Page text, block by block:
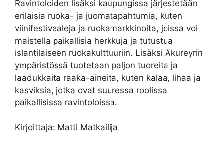
Ravintoloiden lisäksi kaupungissa järjestetään
erilaisia ruoka- ja juomatapahtumia, kuten
viinifestivaaleja ja ruokamarkkinoita, joissa voi
maistella paikallisia herkkuja ja tutustua
islantilaiseen ruokakulttuuriin. Lisäksi Akureyrin
ympäristössä tuotetaan paljon tuoreita ja
laadukkaita raaka-aineita, kuten kalaa, lihaa ja
kasviksia, jotka ovat suuressa roolissa
paikallisissa ravintoloissa.
Kirjoittaja: Matti Matkailija